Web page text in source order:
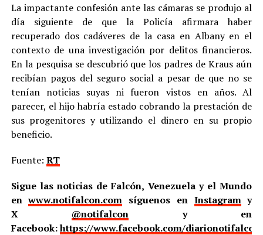
La impactante confesión ante las cámaras se produjo al
día siguiente de que la Policía afirmara haber
recuperado dos cadáveres de la casa en Albany en el
contexto de una investigación por delitos financieros.
En la pesquisa se descubrió que los padres de Kraus aún
recibían pagos del seguro social a pesar de que no se
tenían noticias suyas ni fueron vistos en años. Al
parecer, el hijo habría estado cobrando la prestación de
sus progenitores y utilizando el dinero en su propio
beneficio.
Fuente: RT
Sigue las noticias de Falcón, Venezuela y el Mundo
enwww.notifalcon.com síguenos en Instagramy
X @notifalcon y en
Facebook:https://www.facebook.com/